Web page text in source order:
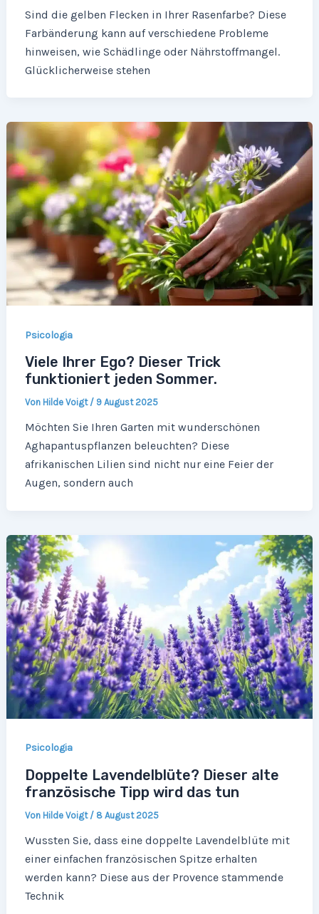
Sind die gelben Flecken in Ihrer Rasenfarbe? Diese
Farbänderung kann auf verschiedene Probleme
hinweisen, wie Schädlinge oder Nährstoffmangel.
Glücklicherweise stehen
Psicologia
Viele Ihrer Ego? Dieser Trick
funktioniert jeden Sommer.
Von Hilde Voigt / 9 August 2025
Möchten Sie Ihren Garten mit wunderschönen
Aghapantuspflanzen beleuchten? Diese
afrikanischen Lilien sind nicht nur eine Feier der
Augen, sondern auch
Psicologia
Doppelte Lavendelblüte? Dieser alte
französische Tipp wird das tun
Von Hilde Voigt / 8 August 2025
Wussten Sie, dass eine doppelte Lavendelblüte mit
einer einfachen französischen Spitze erhalten
werden kann? Diese aus der Provence stammende
Technik